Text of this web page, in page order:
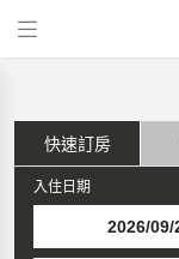
快速訂房
入住日期